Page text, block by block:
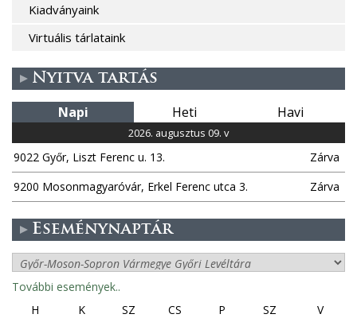
Kiadványaink
Virtuális tárlataink
Nyitva tartás
Napi Heti Havi
2026. augusztus 09. v
9022 Győr, Liszt Ferenc u. 13.
Zárva
9200 Mosonmagyaróvár, Erkel Ferenc utca 3.
Zárva
Eseménynaptár
További események..
H
K SZ CS P SZ
V